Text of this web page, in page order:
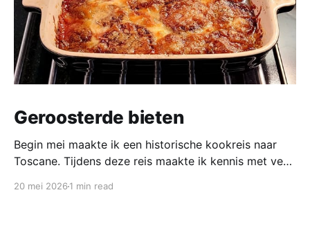
Geroosterde bieten
Begin mei maakte ik een historische kookreis naar
Toscane. Tijdens deze reis maakte ik kennis met veel
20 mei 2026 1 min read